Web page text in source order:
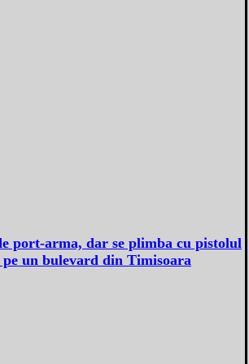
port-arma, dar se plimba cu pistolul
pe un bulevard din Timisoara